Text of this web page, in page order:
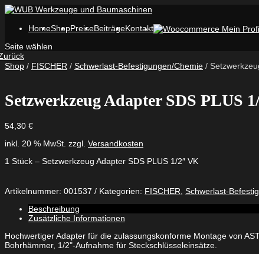
HomeShopPreiseBeiträgeKontakt
Seite wählen
Shop / FISCHER / Schwerlast-Befestigungen/Chemie /
Setzwerkzeug Adapter SDS PLUS
54,30 €
inkl. 20 % MwSt. zzgl. Versandkosten
1 Stück – Setzwerkzeug Adapter SDS PLUS 1/2″ VK
Artikelnummer: 001537 Kategorien: FISCHER Schwerlast-
Beschreibung
Zusätzliche Informationen
Hochwertiger Adapter für die zulassungskonforme Montage von
Bohrhämmer, 1/2"-Aufnahme für Steckschlüsseleinsätze.